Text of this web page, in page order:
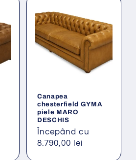
Canapea
chesterfield GYMA
piele MARO
DESCHIS
Preț
obișnuit
Începând cu
8.790,00 lei